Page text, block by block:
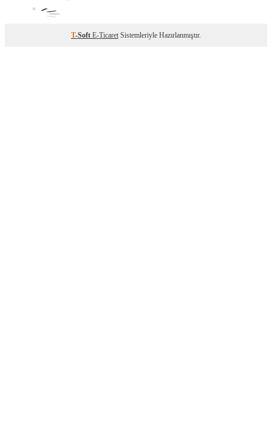
T-Soft E-Ticaret Sistemleriyle Hazırlanmıştır.